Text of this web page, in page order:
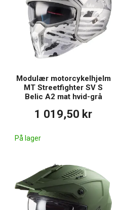
Modulær motorcykelhjelm
MT Streetfighter SV S
Belic A2 mat hvid-grå
1 019,50 kr
På lager